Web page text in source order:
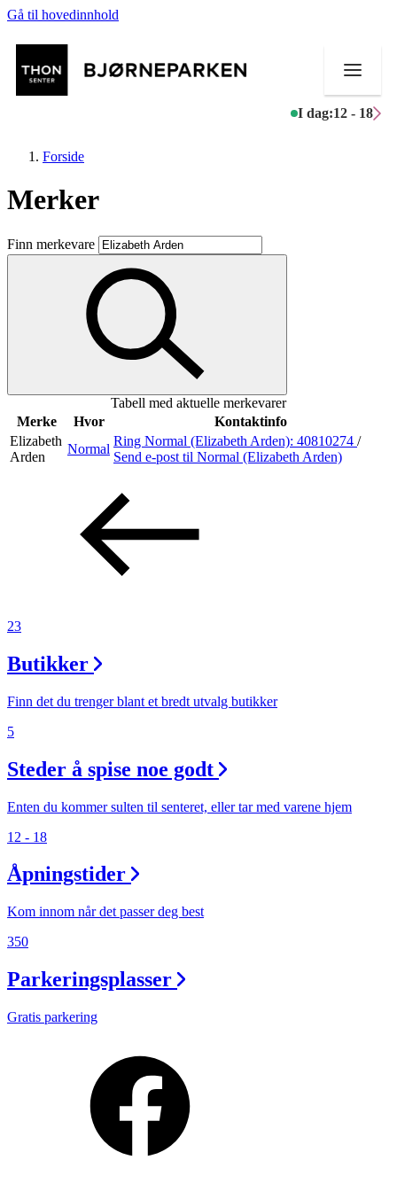
Gå til hovedinnhold
I dag:12 - 18
Butikker
Mat og drikke
Aktiviteter
Søk
Åpningstider
Praktisk informasjon
Gavekort
Finn frem
Forside
Merker
Finn merkevare
Tabell med aktuelle merkevarer
Merke
Hvor
Kontaktinfo
Elizabeth
Arden
Normal
Ring Normal (Elizabeth Arden): 40810274 /
Send e-post til Normal (Elizabeth Arden)
23
Butikker
Finn det du trenger blant et bredt utvalg butikker
5
Steder å spise noe godt
Enten du kommer sulten til senteret, eller tar med varene hjem
12 - 18
Åpningstider
Kom innom når det passer deg best
350
Parkeringsplasser
Gratis parkering